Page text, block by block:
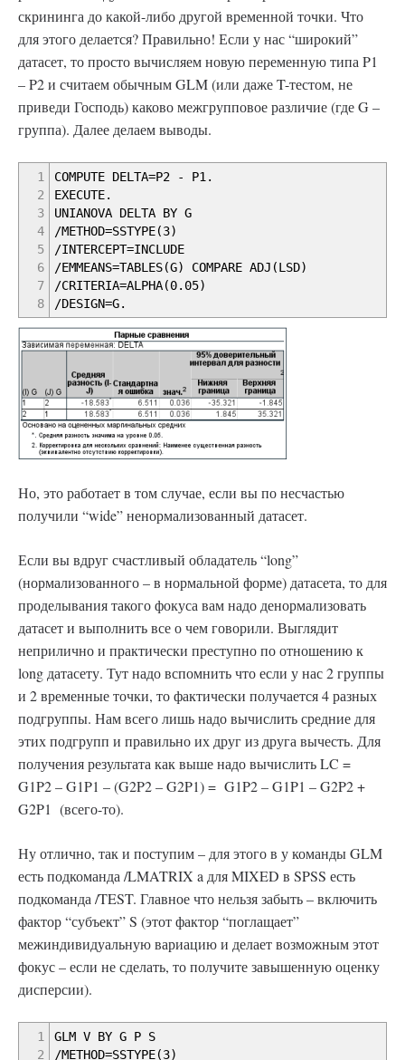
скрининга до какой-либо другой временной точки. Что
для этого делается? Правильно! Если у нас “широкий”
датасет, то просто вычисляем новую переменную типа P1
– P2 и считаем обычным GLM (или даже T-тестом, не
приведи Господь) каково межгрупповое различие (где G –
группа). Далее делаем выводы.
1
2
3
4
5
6
7
8
COMPUTE DELTA=P2 - P1.
EXECUTE.
UNIANOVA DELTA BY G
/METHOD=SSTYPE(3)
/INTERCEPT=INCLUDE
/EMMEANS=TABLES(G) COMPARE ADJ(LSD)
/CRITERIA=ALPHA(0.05)
/DESIGN=G.
Но, это работает в том случае, если вы по несчастью
получили “wide” ненормализованный датасет.
Если вы вдруг счастливый обладатель “long”
(нормализованного – в нормальной форме) датасета, то для
проделывания такого фокуса вам надо денормализовать
датасет и выполнить все о чем говорили. Выглядит
неприлично и практически преступно по отношению к
long датасету. Тут надо вспомнить что если у нас 2 группы
и 2 временные точки, то фактически получается 4 разных
подгруппы. Нам всего лишь надо вычислить средние для
этих подгрупп и правильно их друг из друга вычесть. Для
получения результата как выше надо вычислить LC =
G1P2 – G1P1 – (G2P2 – G2P1) = G1P2 – G1P1 – G2P2 +
G2P1 (всего-то).
Ну отлично, так и поступим – для этого в у команды GLM
есть подкоманда /LMATRIX a для MIXED в SPSS есть
подкоманда /TEST. Главное что нельзя забыть – включить
фактор “субъект” S (этот фактор “поглащает”
межиндивидуальную вариацию и делает возможным этот
фокус – если не сделать, то получите завышенную оценку
дисперсии).
1
2
GLM V BY G P S
/METHOD=SSTYPE(3)